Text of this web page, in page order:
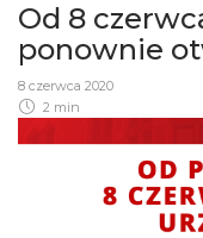
Od 8
ponownie
8 czerwca 2020
2 min